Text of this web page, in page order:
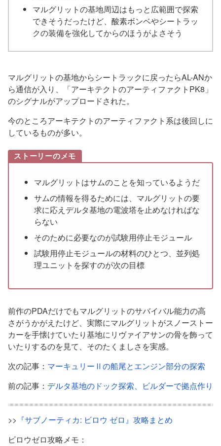
マルグリットの基地周辺はもっと広範囲で探索
できそうだったけど、酸素ボンベやシートラッ
クの装備を強化してからのほうがよさそう
マルグリットの基地からシートラックに戻ったらAL-ANか
ら通信が入り、「アーキテクトのアーティファクトPK8」
のシグナルがアップロードされた。
今のところアーキテクトのアーティファクト系は後回しに
しているものが多い。
ストーリーのメモ
マルグリットはサムのことを知っているようだ
サムの情報を得るためには、マルグリットの要
求に応えデルタ基地の電波塔を止めなければな
らない
そのために必要なのが試験用停止モジュール
試験用停止モジュールの材料のひとつ、並列処
理ユニットを探すのが次の目標
前作のPDAだけでもマルグリットのサバイバル能力の高
さがうかがえたけど、実際にマルグリットがスノーストー
カーを手懐けていたり基地にリヴァイアサンの骨を飾って
いたりするのを見て、そのたくましさを実感。
次の記事： マーキュリーⅡの船尾とエンジン部分の探索
前の記事： デルタ基地のドック探索、ビルダーで拠点作り
>> 『サブノーティカ: ビロウ ゼロ』攻略まとめ
ビロウゼロ攻略メモ：